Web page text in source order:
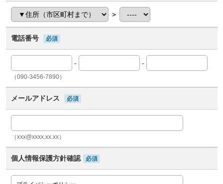
＞
電話番号 必須
- -
（090-3456-7890）
メールアドレス 必須
（xxx@xxxx.xx.xx）
個人情報保護方針確認 必須